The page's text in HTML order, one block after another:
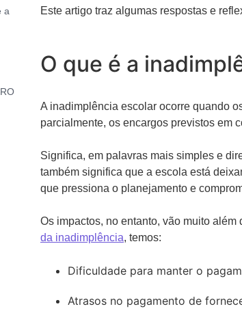
a
Este artigo traz algumas respostas e
O que é a
A inadimplência escolar ocorre quando
parcialmente, os encargos previstos em
Significa, em palavras mais simples e
também significa que a escola está
que pressiona o planejamento e
Os impactos, no entanto, vão muito
da inadimplência, temos:
Dificuldade para manter o
Atrasos no pagamento de